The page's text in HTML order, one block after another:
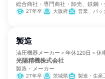
総合商社・専門商社・卸売、鉄鋼
27年卒 大阪府 営業、バッ
製造
油圧機器メーカー＜年休120日＞
光陽精機株式会社
製造・メーカー
27年卒 茨城県 製造・生産